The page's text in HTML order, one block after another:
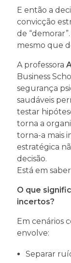
E então a
convicção
de
mesmo que
A professora
Business
segurança
saudáveis
testar
torna a
torna-a mais
estratégica
decisão.
Está em
O que
incertos?
Em cenários
envolve:
Separar